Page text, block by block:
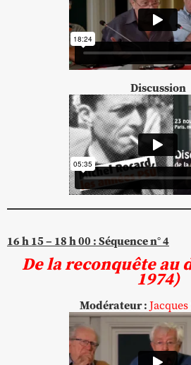
Discussion
16 h 15 – 18 h 00 : Séquence n° 4
De la reconquête au
1974)
Modérateur :